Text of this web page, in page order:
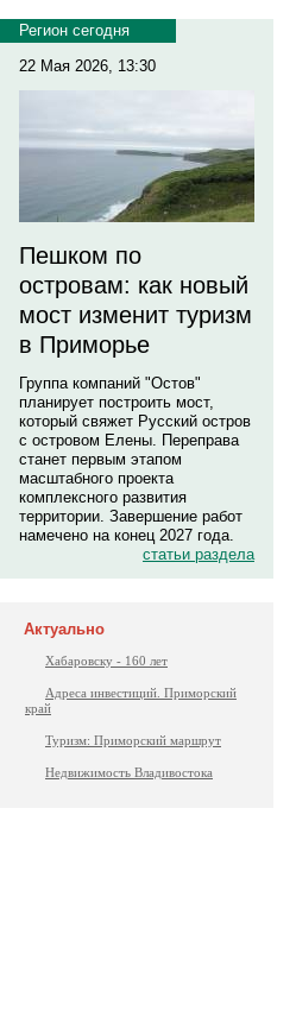
Регион сегодня
22 Мая 2026, 13:30
Пешком по
островам: как новый
мост изменит туризм
в Приморье
Группа компаний "Остов"
планирует построить мост,
который свяжет Русский остров
с островом Елены. Переправа
станет первым этапом
масштабного проекта
комплексного развития
территории. Завершение работ
намечено на конец 2027 года.
статьи раздела
Актуально
Хабаровску - 160 лет
Адреса инвестиций. Приморский
край
Туризм: Приморский маршрут
Недвижимость Владивостока